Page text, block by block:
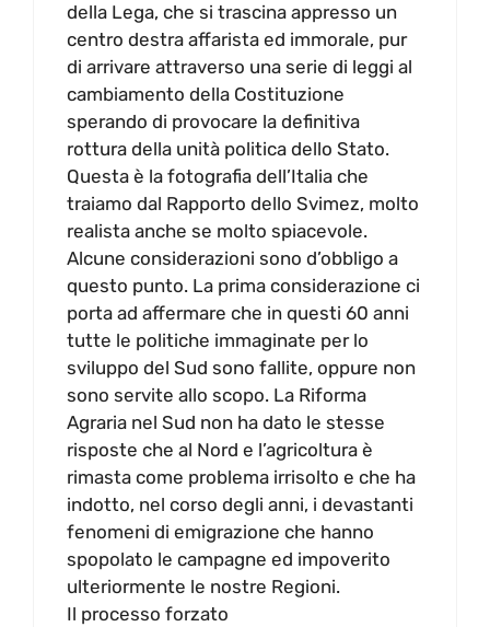
della Lega, che si trascina appresso un
centro destra affarista ed immorale, pur
di arrivare attraverso una serie di leggi al
cambiamento della Costituzione
sperando di provocare la definitiva
rottura della unità politica dello Stato.
Questa è la fotografia dell’Italia che
traiamo dal Rapporto dello Svimez, molto
realista anche se molto spiacevole.
Alcune considerazioni sono d’obbligo a
questo punto. La prima considerazione ci
porta ad affermare che in questi 60 anni
tutte le politiche immaginate per lo
sviluppo del Sud sono fallite, oppure non
sono servite allo scopo. La Riforma
Agraria nel Sud non ha dato le stesse
risposte che al Nord e l’agricoltura è
rimasta come problema irrisolto e che ha
indotto, nel corso degli anni, i devastanti
fenomeni di emigrazione che hanno
spopolato le campagne ed impoverito
ulteriormente le nostre Regioni.
Il processo forzato